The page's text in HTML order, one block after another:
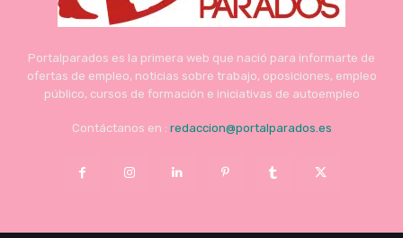
Portalparados es la primera web que nació para informarte de
ofertas de empleo, noticias sobre trabajo, oposiciones, empleo
público, cursos de formación e iniciativas de autoempleo
Contáctanos en : redaccion@portalparados.es